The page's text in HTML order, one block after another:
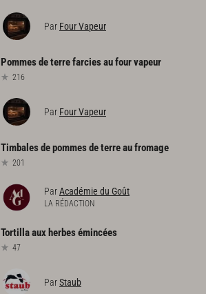
Par Four Vapeur
Pommesdeterrefarciesaufourvapeur
216
Par Four Vapeur
Timbalesdepommesdeterreaufromage
201
ParAcadémie du Goût
LA RÉDACTION
Tortillaaux herbesémincées
47
ParStaub